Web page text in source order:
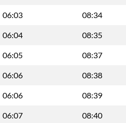
06:03 08:34
06:04 08:35
06:05 08:37
06:06 08:38
06:06 08:39
06:07 08:40